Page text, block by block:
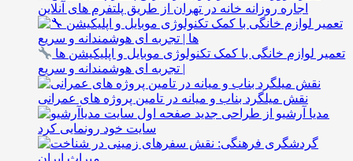
اجاره روزانه خانه در تهران از طریق پلتفرم های آنلاین
| تجربه ای هوشمندانه و سریع
نقش میلگرد بناب و میانه در تامین پروژه های عمرانی
مدیا آرشیو از طراحی جدید
سایت خود رونمایی کرد